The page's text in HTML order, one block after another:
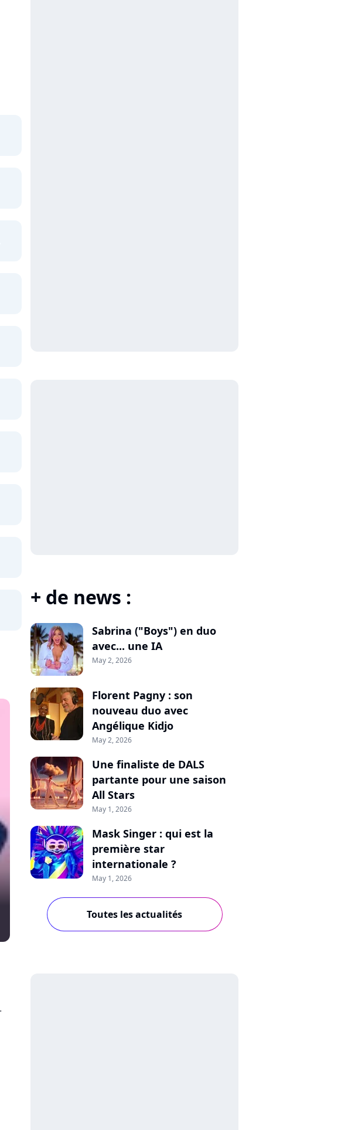
+ de news :
Sabrina ("Boys") en duo
avec... une IA
May 2, 2026
Florent Pagny : son
nouveau duo avec
Angélique Kidjo
May 2, 2026
Une finaliste de DALS
partante pour une saison
All Stars
May 1, 2026
Mask Singer : qui est la
première star
internationale ?
May 1, 2026
Toutes les actualités